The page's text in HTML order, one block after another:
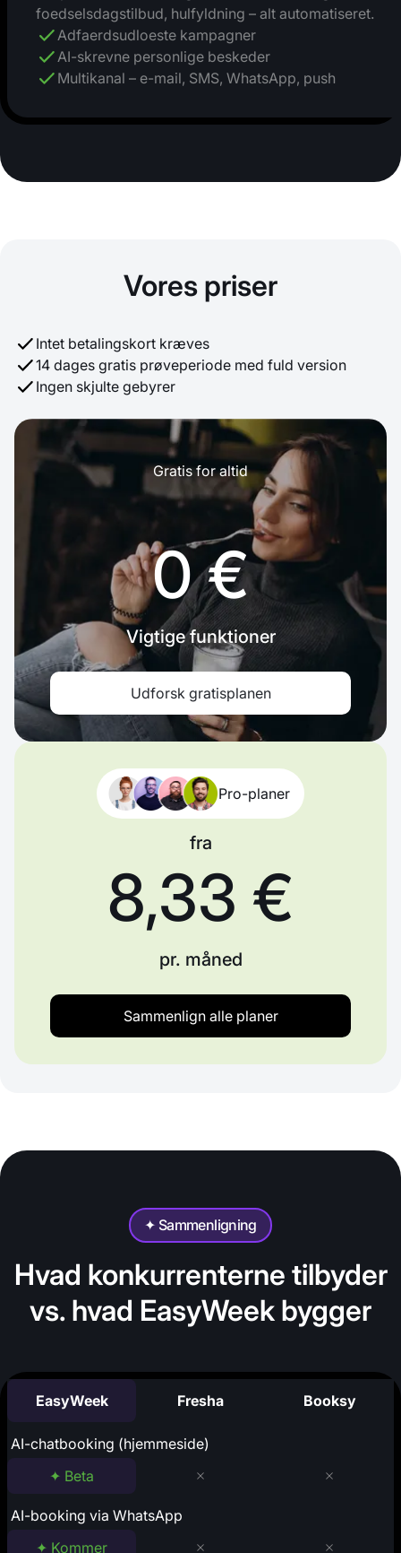
foedselsdagstilbud, hulfyldning – alt automatiseret.
Adfaerdsudloeste kampagner
AI-skrevne personlige beskeder
Multikanal – e-mail, SMS, WhatsApp, push
Vores priser
Intet betalingskort kræves
14 dages gratis prøveperiode med fuld version
Ingen skjulte gebyrer
Gratis for altid
0 €
Vigtige funktioner
Udforsk gratisplanen
Pro-planer
fra
8,33 €
pr. måned
Sammenlign alle planer
✦ Sammenligning
Hvad konkurrenterne tilbyder
vs. hvad EasyWeek bygger
EasyWeek Fresha Booksy
AI-chatbooking (hjemmeside)
✦ Beta
AI-booking via WhatsApp
✦ Kommer